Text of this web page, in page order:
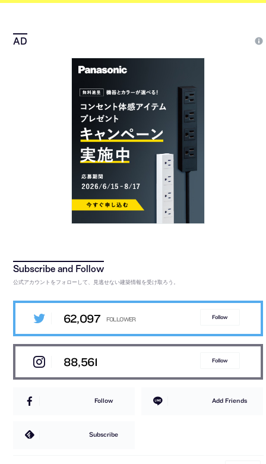
公式アカウントをフォローして、見逃せない建築情報を受け取ろう。
62,097 Follow
88,561 Follow
Follow Add Friends
Subscribe